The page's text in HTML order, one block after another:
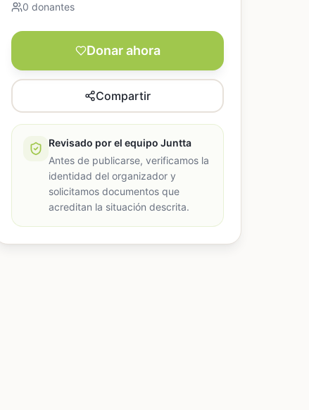
0 donantes
Donar ahora
Compartir
Revisado por el equipo Juntta
Antes de publicarse, verificamos la
identidad del organizador y
solicitamos documentos que
acreditan la situación descrita.